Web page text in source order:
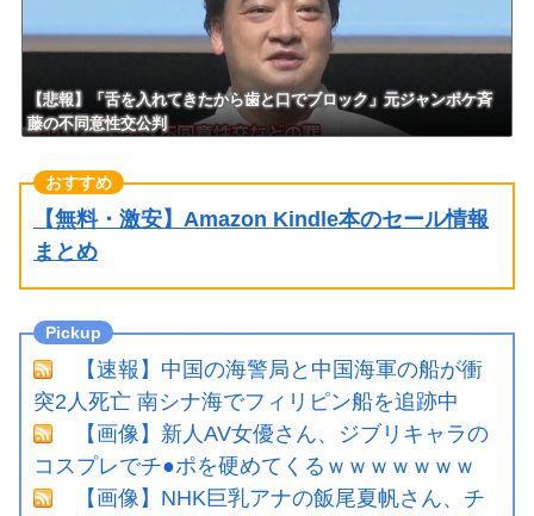
け黙り込む
【悲報】「舌を入れてきたから歯と口でブロック」元ジャンポケ斉
藤の不同意性交公判
【無料・激安】Amazon Kindle本のセール情報
まとめ
【速報】中国の海警局と中国海軍の船が衝
突2人死亡 南シナ海でフィリピン船を追跡中
【画像】新人AV女優さん、ジブリキャラの
コスプレでチ●ポを硬めてくるｗｗｗｗｗｗｗ
【画像】NHK巨乳アナの飯尾夏帆さん、チ